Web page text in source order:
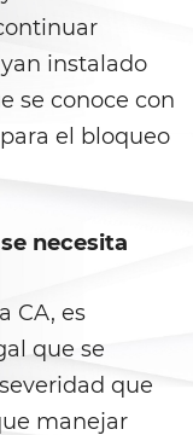
Ajena
y
instalado
se conoce con
el bloqueo
necesita
CA, es
que se
que
manejar